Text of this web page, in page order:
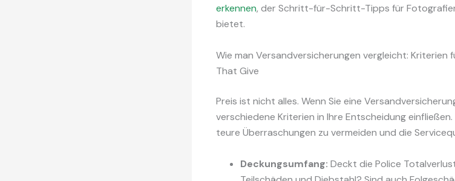
erkennen, der Schritt-für-Schritt-Tipps für
bietet.
Wie man Versandversicherungen vergleicht: Kriterien
That Give
Preis ist nicht alles. Wenn Sie eine
verschiedene Kriterien in Ihre Entscheidung
teure Überraschungen zu vermeiden und die
Deckungsumfang: Deckt die Police